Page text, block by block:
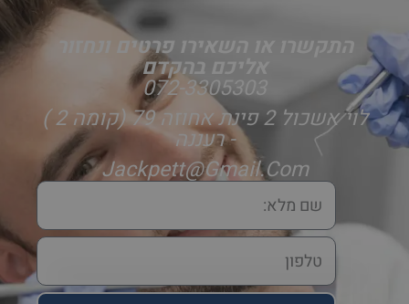
התקשרו או השאירו פרטים ונחזור
אליכם בהקדם
072-3305303
לוי אשכול 2 פינת אחוזה 79 (קומה 2 )
- רעננה
Jackpett@gmail.com